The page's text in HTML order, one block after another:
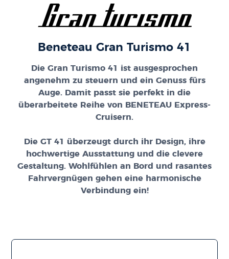
Beneteau Gran Turismo 41
Die Gran Turismo 41
ist ausgesprochen
angenehm zu steuern und ein Genuss fürs
Auge. Damit passt sie perfekt in die
überarbeitete Reihe von BENETEAU Express-
Cruisern.
Die GT 41 überzeugt durch ihr Design, ihre
hochwertige Ausstattung und die clevere
Gestaltung. Wohlfühlen an Bord und rasantes
Fahrvergnügen gehen eine harmonische
Verbindung ein!